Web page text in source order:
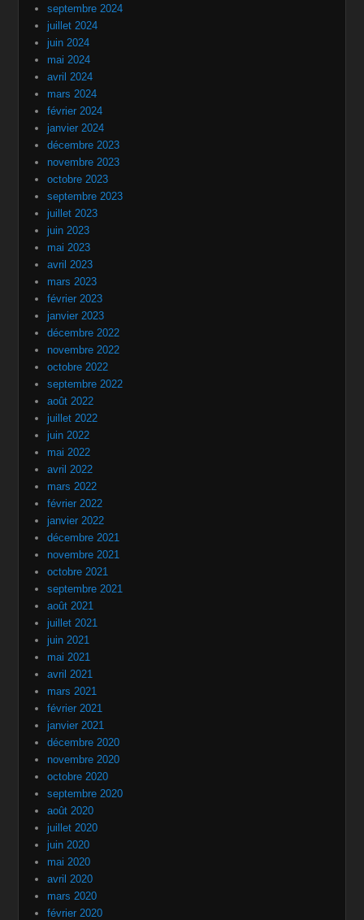
septembre 2024
juillet 2024
juin 2024
mai 2024
avril 2024
mars 2024
février 2024
janvier 2024
décembre 2023
novembre 2023
octobre 2023
septembre 2023
juillet 2023
juin 2023
mai 2023
avril 2023
mars 2023
février 2023
janvier 2023
décembre 2022
novembre 2022
octobre 2022
septembre 2022
août 2022
juillet 2022
juin 2022
mai 2022
avril 2022
mars 2022
février 2022
janvier 2022
décembre 2021
novembre 2021
octobre 2021
septembre 2021
août 2021
juillet 2021
juin 2021
mai 2021
avril 2021
mars 2021
février 2021
janvier 2021
décembre 2020
novembre 2020
octobre 2020
septembre 2020
août 2020
juillet 2020
juin 2020
mai 2020
avril 2020
mars 2020
février 2020